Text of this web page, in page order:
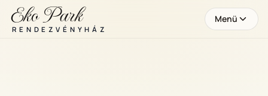
Eko Park
RENDEZVÉNYHÁZ
Menü